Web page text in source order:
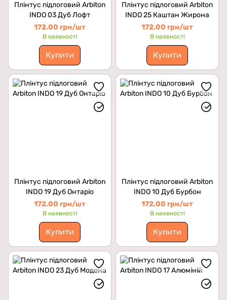
Плінтус підлоговий Arbiton
INDO 03 Дуб Лофт
172.00 грн/шт
В наявності
Купити
Плінтус підлоговий Arbiton
INDO 25 Каштан Жирона
172.00 грн/шт
В наявності
Купити
Плінтус підлоговий Arbiton
INDO 19 Дуб Онтаріо
172.00 грн/шт
В наявності
Купити
Плінтус підлоговий Arbiton
INDO 10 Дуб Бурбон
172.00 грн/шт
В наявності
Купити